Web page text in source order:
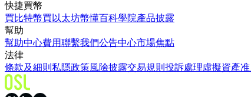
快捷買幣
買比特幣買以太坊幣懂百科學院產品披露
幫助
幫助中心費用聯繫我們公告中心市場焦點
法律
條款及細則 私隱政策風險披露交易規則 投訴處理虛擬資產